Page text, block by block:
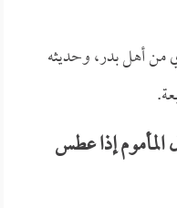
أهل بدر، وحديثه
إذا عطس